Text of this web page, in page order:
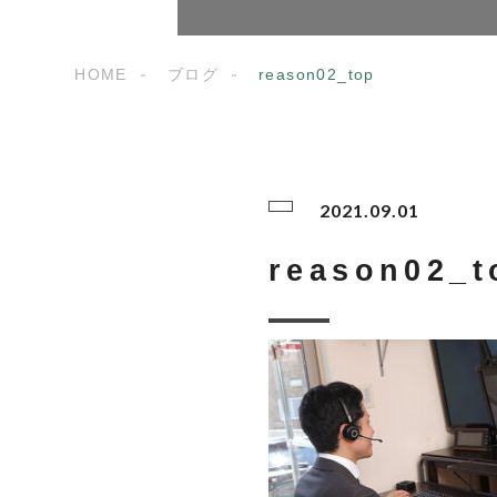
HOME ブログ reason02_top
2021.09.01